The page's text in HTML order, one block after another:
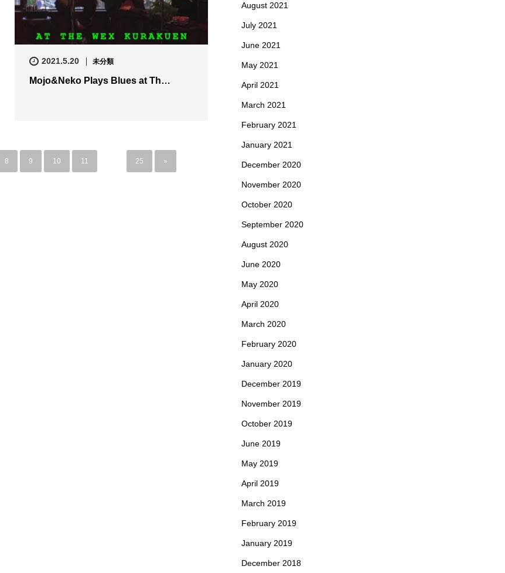
2021.5.20 未分類
Mojo&Neko Plays Blues at Th…
8 9 10 11 25 »
August 2021
July 2021
June 2021
May 2021
April 2021
March 2021
February 2021
January 2021
December 2020
November 2020
October 2020
September 2020
August 2020
June 2020
May 2020
April 2020
March 2020
February 2020
January 2020
December 2019
November 2019
October 2019
June 2019
May 2019
April 2019
March 2019
February 2019
January 2019
December 2018